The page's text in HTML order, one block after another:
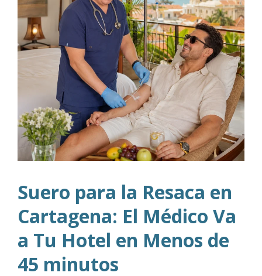
Suero para la Resaca en
Cartagena: El Médico Va
a Tu Hotel en Menos de
45 minutos